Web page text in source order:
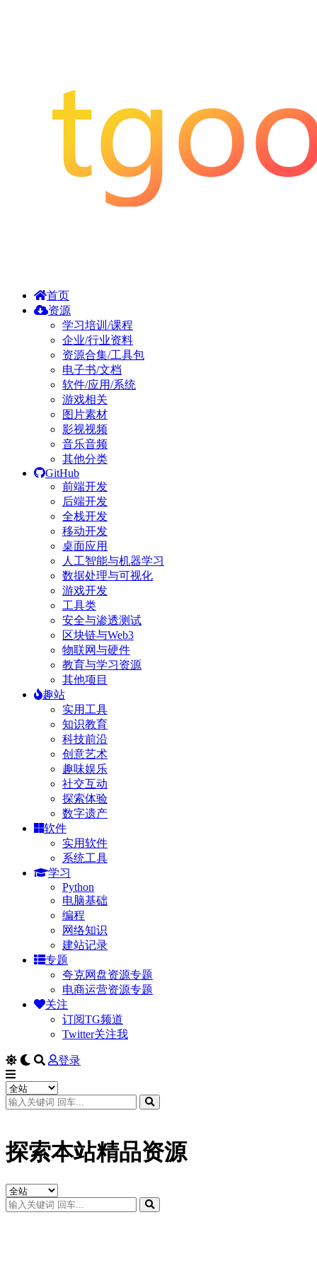
首页
资源
学习培训/课程
企业/行业资料
资源合集/工具包
电子书/文档
软件/应用/系统
游戏相关
图片素材
影视视频
音乐音频
其他分类
GitHub
前端开发
后端开发
全栈开发
移动开发
桌面应用
人工智能与机器学习
数据处理与可视化
游戏开发
工具类
安全与渗透测试
区块链与Web3
物联网与硬件
教育与学习资源
其他项目
趣站
实用工具
知识教育
科技前沿
创意艺术
趣味娱乐
社交互动
探索体验
数字遗产
软件
实用软件
系统工具
学习
Python
电脑基础
编程
网络知识
建站记录
专题
夸克网盘资源专题
电商运营资源专题
关注
订阅TG频道
Twitter关注我
登录
探索本站精品资源